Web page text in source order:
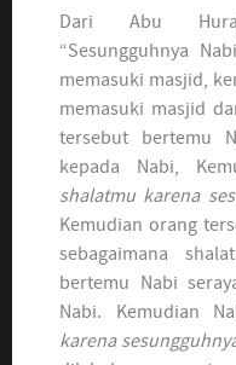
Dari Abu
“Sesungguhnya
memasuki masjid,
memasuki masjid
tersebut bertemu
kepada Nabi,
shalatmu karena
Kemudian orang
sebagaimana
bertemu Nabi
Nabi. Kemudian
karena